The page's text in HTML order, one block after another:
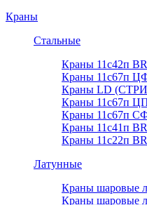
Краны
Стальные
Краны 11с42п
Краны 11с67п
Краны LD
Краны 11с67п
Краны 11с67п
Краны 11с41п
Краны 11с22п
Латунные
Краны шаровые
Краны шаровые